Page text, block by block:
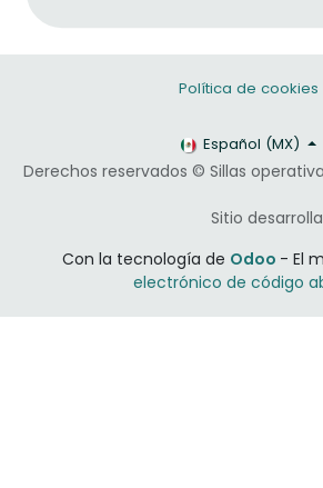
Política de cookies
Derechos reservados © Sillas
​​Sitio
Español (MX)
Con la tecnología de Odoo - El
electrónico de código